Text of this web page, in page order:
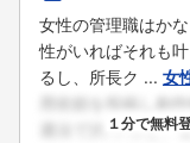
女性の管理職はか
性がいればそれも
るし、所長ク ... 女
１分で無料